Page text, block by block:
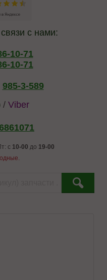
с нами:
10-71
10-71
985-3-589
/ Viber
с 10-00 до 19-00